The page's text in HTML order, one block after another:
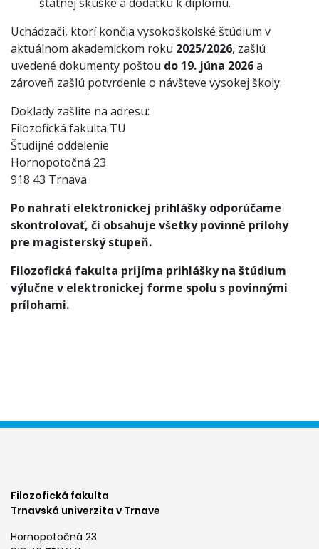
Uchádzači, ktorí končia vysokoškolské štúdium v
aktuálnom akademickom roku 2025/2026, zašlú
uvedené dokumenty poštou do 19. júna 2026a
zároveň zašlú potvrdenie o návšteve vysokej školy.
Doklady zašlite na adresu:
Filozofická fakulta TU
Študijné oddelenie
Hornopotočná 23
918 43 Trnava
Po nahratí elektronickej prihlášky odporúčame
skontrolovať, či obsahuje všetky povinné prílohy
pre magisterský stupeň.
Filozofická fakulta prijíma prihlášky na štúdium
výlučne v elektronickej forme spolu s povinnými
prílohami.
Filozofická fakulta
Trnavská univerzita v Trnave
Hornopotočná 23